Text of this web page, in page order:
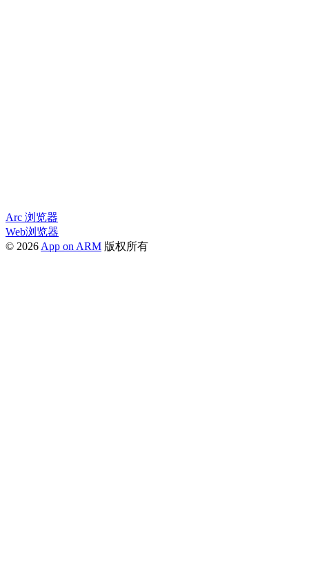
Arc 浏览器
Web浏览器
© 2026 App on ARM 版权所有